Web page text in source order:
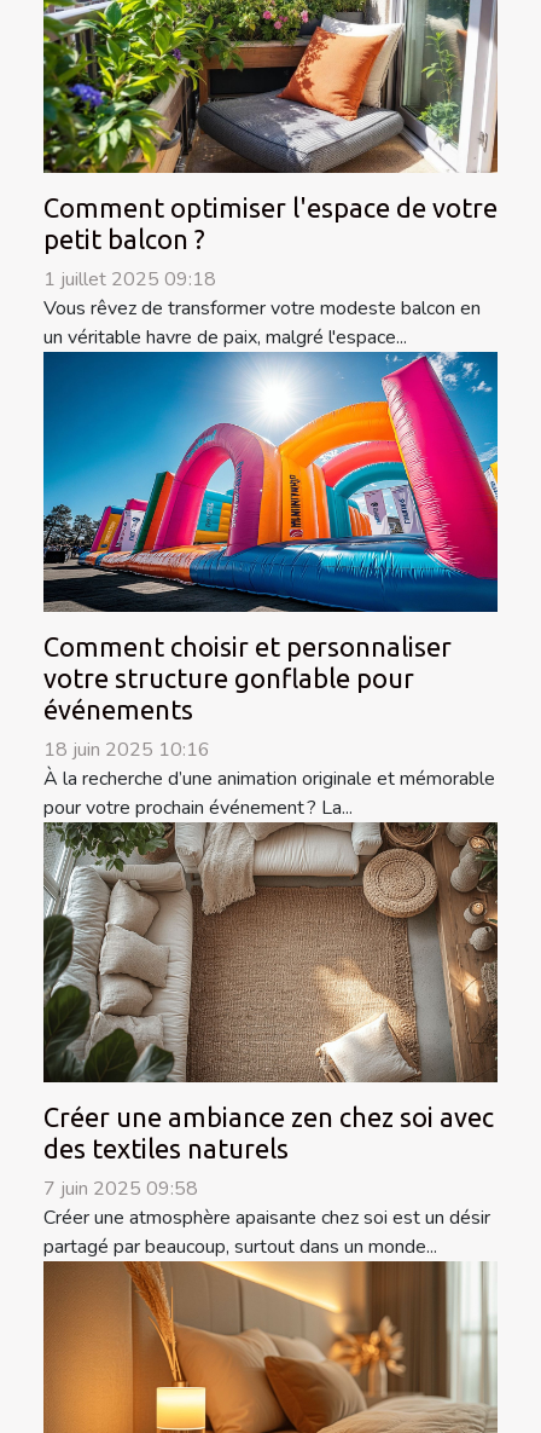
Comment optimiser l'espace de votre
petit balcon ?
1 juillet 2025 09:18
Vous rêvez de transformer votre modeste balcon en
un véritable havre de paix, malgré l'espace...
Comment choisir et personnaliser
votre structure gonflable pour
événements
18 juin 2025 10:16
À la recherche d’une animation originale et mémorable
pour votre prochain événement ? La...
Créer une ambiance zen chez soi avec
des textiles naturels
7 juin 2025 09:58
Créer une atmosphère apaisante chez soi est un désir
partagé par beaucoup, surtout dans un monde...